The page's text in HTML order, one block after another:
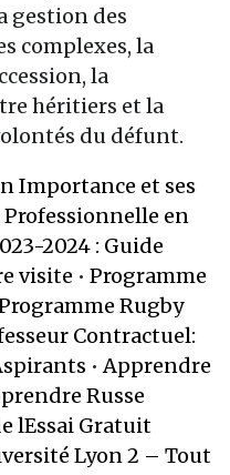
gestion des
complexes, la
la
héritiers et la
du défunt.
Importance et ses
en
2024 : Guide
visite • Programme
Rugby
Contractuel:
•Apprendre
Russe
lEssai Gratuit
Lyon 2 – Tout